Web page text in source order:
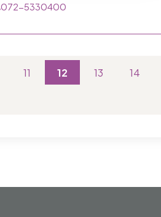
072-5330400
11 12 13 14